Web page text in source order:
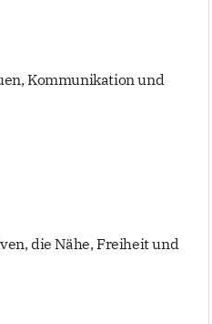
Kommunikation und
die Nähe, Freiheit und